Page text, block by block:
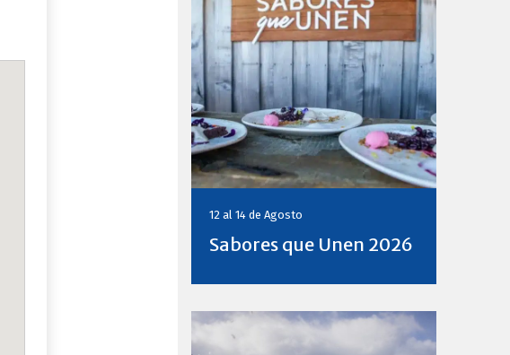
12 al 14 deAgosto
Sabores que Unen 2026